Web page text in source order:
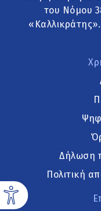
του Νόμου
Δήλωση
Πολιτική